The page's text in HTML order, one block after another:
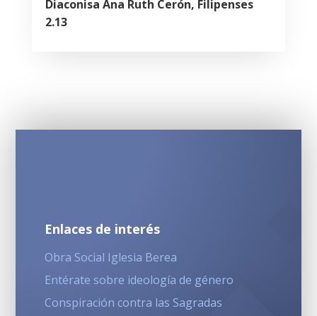
Diaconisa Ana Ruth Cerón, Filipenses
2.13
Enlaces de interés
Obra Social Iglesia Berea
Entérate sobre ideología de género
Conspiración contra las Sagradas